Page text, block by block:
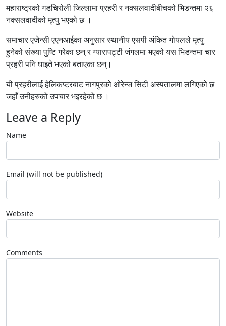
महाराष्ट्रको गडचिरोली जिल्लामा प्रहरी र नक्सलवादीबीचको भिडन्तमा २६
नक्सलवादीको मृत्यु भएको छ ।
समाचार एजेन्सी एएनआईका अनुसार स्थानीय एसपी अंकित गोयलले मृत्यु
हुनेको संख्या पुष्टि गरेका छन् र ग्यारापट्टी जंगलमा भएको यस भिडन्तमा चार
प्रहरी पनि घाइते भएको बताएका छन्।
यी प्रहरीलाई हेलिकप्टरबाट नागपुरको ओरेन्ज सिटी अस्पतालमा लगिएको छ
जहाँ उनीहरुको उपचार भइरहेको छ ।
Leave a Reply
Name
Email (will not be published)
Website
Comments